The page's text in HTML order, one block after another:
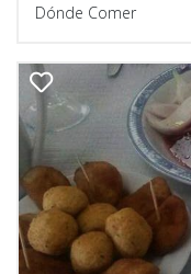
Dónde Comer